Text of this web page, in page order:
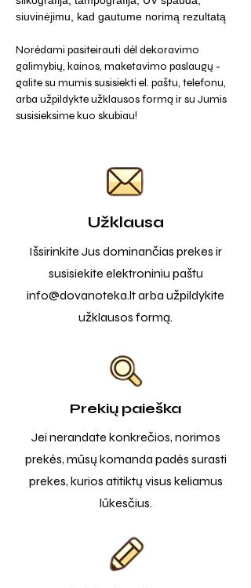
siuvinėjimu, kad gautume norimą rezultatą
Norėdami pasiteirauti dėl dekoravimo
galimybių, kainos, maketavimo paslaugų -
galite su mumis susisiekti el. paštu, telefonu,
arba užpildykte užklausos formą ir su Jumis
susisieksime kuo skubiau!
Užklausa
Išsirinkite Jus dominančias prekes ir
susisiekite elektroniniu paštu
info@dovanoteka.ltarba užpildykite
užklausos formą.
Prekių paieška
Jei nerandate konkrečios, norimos
prekės, mūsų komanda padės surasti
prekes, kurios atitiktų visus keliamus
lūkesčius.